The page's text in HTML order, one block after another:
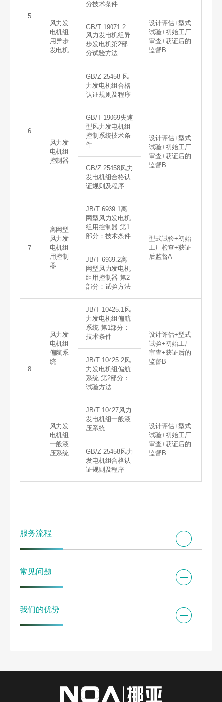
5
风力发
电机组
用异步
发电机
分技术条件
设计评估+型式
试验+初始工厂
审査+获证后的
监督B
GB/T 19071.2
风力发电机组异
步发电机第2部
分试验方法
6
GB/Z 25458 风
力发电机组合格
认证规则及程序
风力发
电机组
控制器
GB/T 19069失速
型风力发电机组
控制系统技术条
件
设计评估+型式
试验+初始工厂
审査+获证后的
监督B
GB/Z 25458风力
发电机组合格认
证规则及程序
7
离网型
风力发
电机组
用控制
器
JB/T 6939.1离
网型风力发电机
组用控制器 第1
部分：技术条件
型式试验+初始
工厂检查+获证
后监督A
JB/T 6939.2离
网型风力发电机
组用控制器 第2
部分：试验方法
8
风力发
电机组
偏航系
统
JB/T 10425.1风
力发电机组偏航
系统 第1部分：
技术条件
设计评估+型式
试验+初始工厂
审查+获证后的
监督B
JB/T 10425.2风
力发电机组偏航
系统 第2部分：
试验方法
风力发
电机组
一般液
压系统
JB/T 10427风力
发电机组一般液
压系统
设计评估+型式
试验+初始工厂
审查+获证后的
监督B
GB/Z 25458风力
发电机组合格认
证规则及程序
服务流程
常见问题
我们的优势